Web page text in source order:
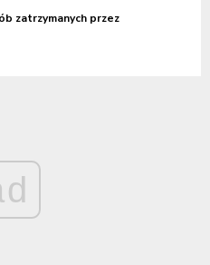
zatrzymanych przez